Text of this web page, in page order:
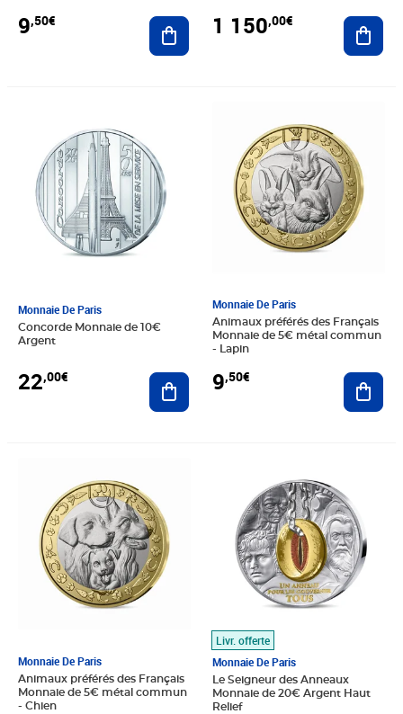
9,50€ Ajouter au panier
1 150,00€
Monnaie De Paris
Concorde Monnaie de 10€
Argent
22,00€ Ajouter au panier
Monnaie De Paris
Animaux préférés des Français
Monnaie de 5€ métal commun
- Lapin
9,50€
Monnaie De Paris
Animaux préférés des Français
Monnaie de 5€ métal commun
- Chien
Livr. offerte
Monnaie De Paris
Le Seigneur des Anneaux
Monnaie de 20€ Argent Haut
Relief